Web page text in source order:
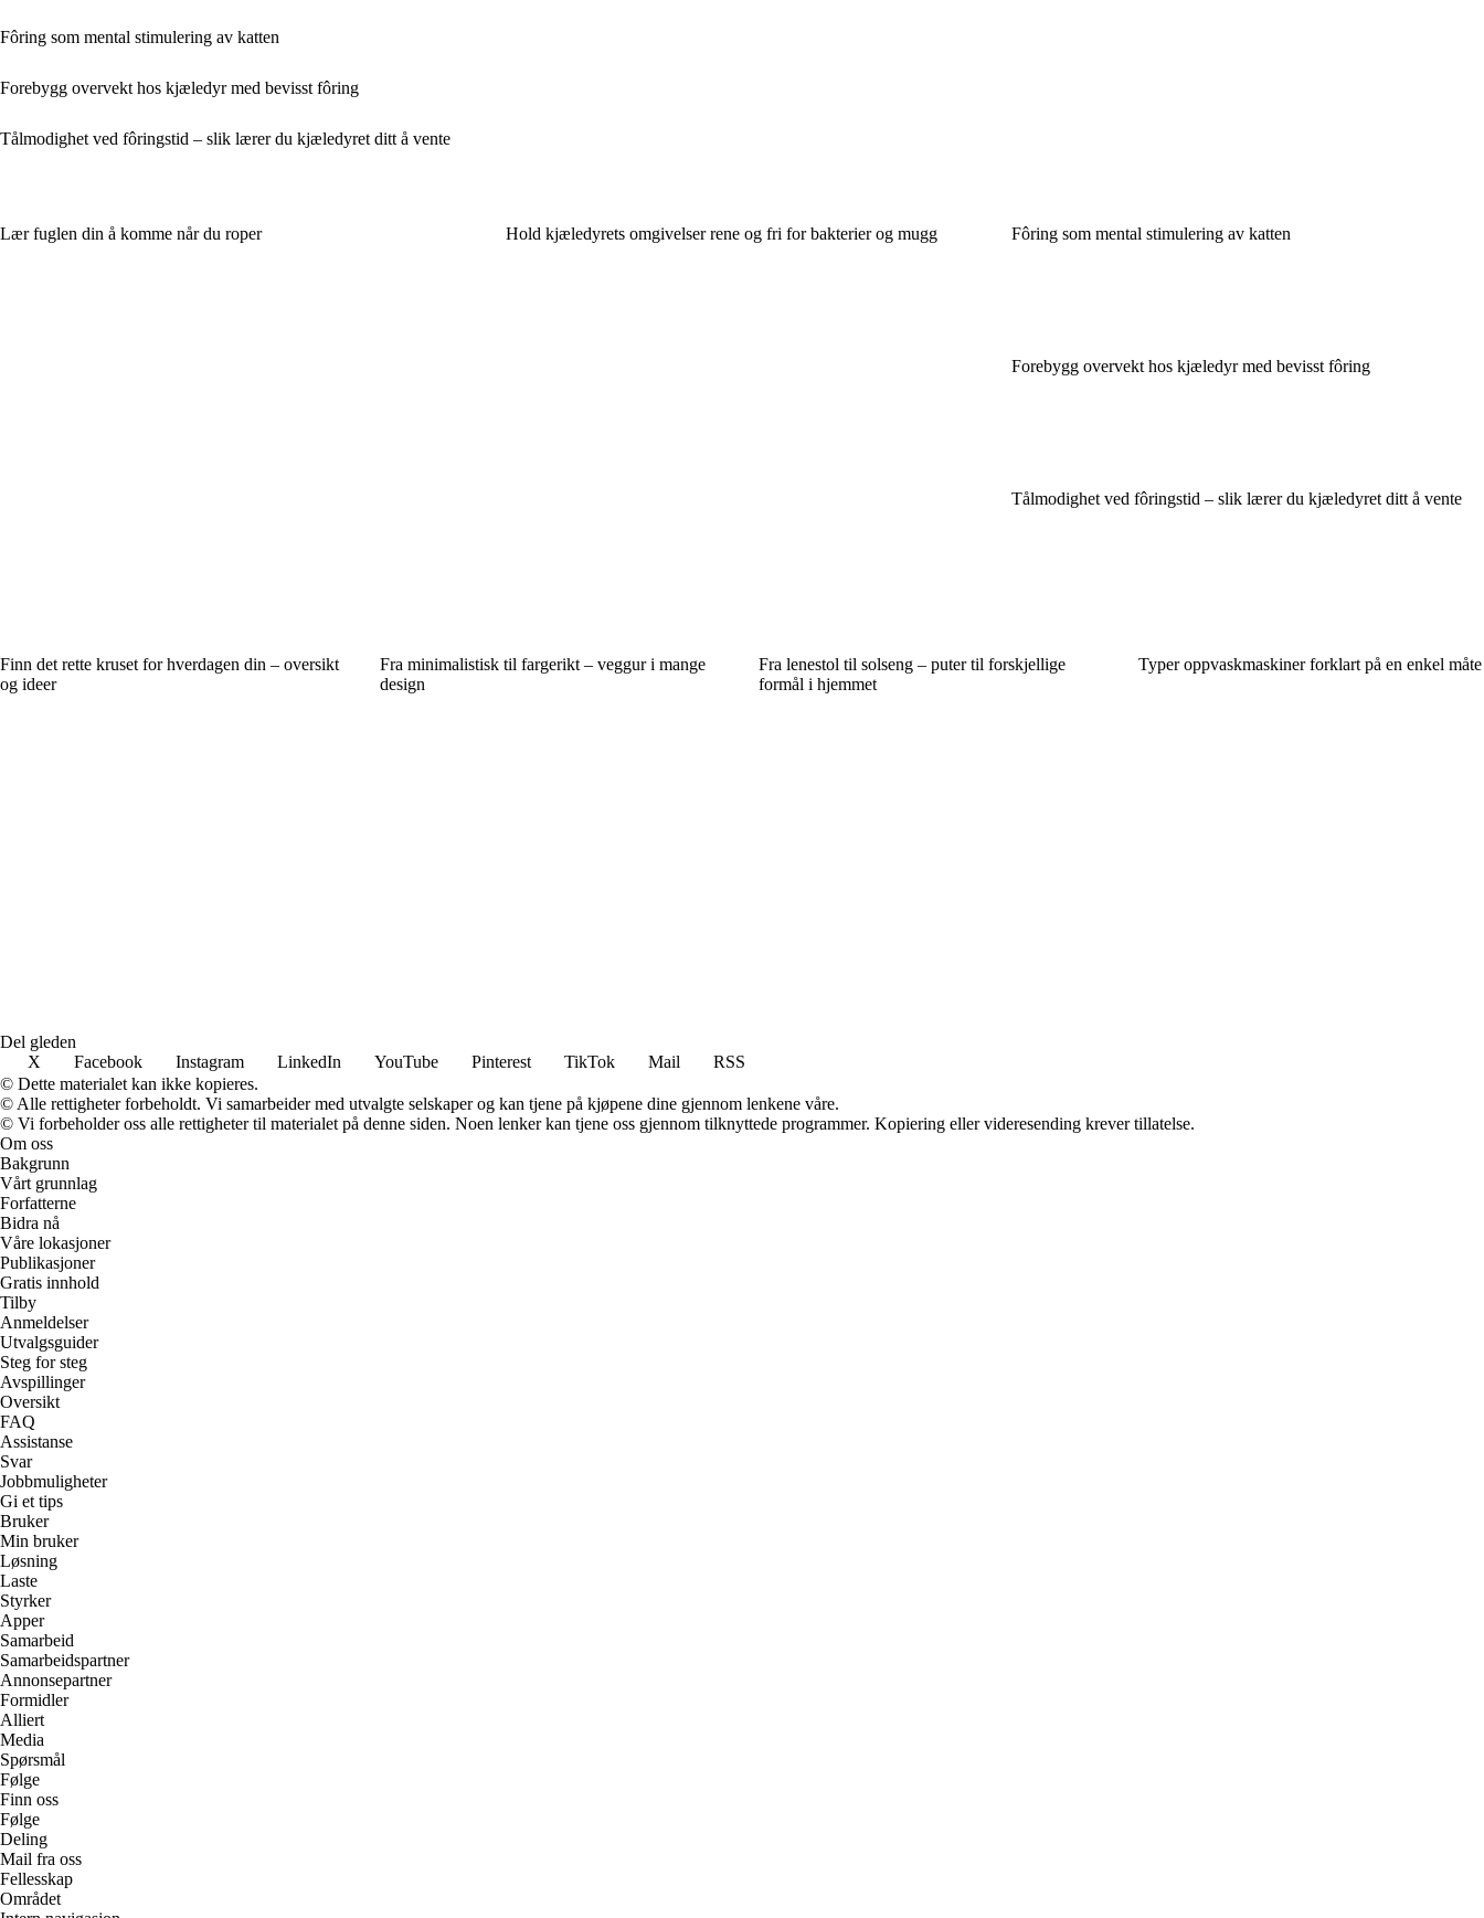
Fôring som mental stimulering av katten
Forebygg overvekt hos kjæledyr med bevisst fôring
Tålmodighet ved fôringstid – slik lærer du kjæledyret ditt å vente
Lær fuglen din å komme når du roper Hold kjæledyrets omgivelser rene og fri for bakterier og mugg Fôring som mental stimulering av katten
Forebygg overvekt hos kjæledyr med bevisst fôring
Tålmodighet ved fôringstid – slik lærer du kjæledyret ditt å vente
Finn det rette kruset for hverdagen din – oversikt
og ideer
Fra minimalistisk til fargerikt – veggur i mange
design
Fra lenestol til solseng – puter til forskjellige
formål i hjemmet
Typer oppvaskmaskiner forklart på en enkel måte
Del gleden
X
Facebook Instagram LinkedIn YouTube Pinterest TikTok Mail
RSS
© Dette materialet kan ikke kopieres.
© Alle rettigheter forbeholdt. Vi samarbeider med utvalgte selskaper og kan tjene på kjøpene dine gjennom lenkene våre.
© Vi forbeholder oss alle rettigheter til materialet på denne siden. Noen lenker kan tjene oss gjennom tilknyttede programmer. Kopiering eller videresending krever tillatelse.
Om oss
Bakgrunn
Vårt grunnlag
Forfatterne
Bidra nå
Våre lokasjoner
Publikasjoner
Gratis innhold
Tilby
Anmeldelser
Utvalgsguider
Steg for steg
Avspillinger
Oversikt
FAQ
Assistanse
Svar
Jobbmuligheter
Gi et tips
Bruker
Min bruker
Løsning
Laste
Styrker
Apper
Samarbeid
Samarbeidspartner
Annonsepartner
Formidler
Alliert
Media
Spørsmål
Følge
Finn oss
Følge
Deling
Mail fra oss
Fellesskap
Området